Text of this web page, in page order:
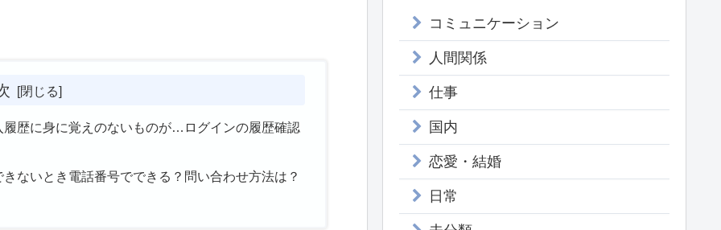
歴に身に覚えのないものが…ログインの履歴確認
ないとき電話番号でできる？問い合わせ方法は？
コミュニケーション
人間関係
仕事
国内
恋愛・結婚
日常